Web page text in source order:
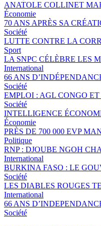
ANATOLE COLLINET
Économie
70 ANS APRÈS SA
Société
LUTTE CONTRE LA
Sport
LA SNPC CÉLÈBRE LES
International
66 ANS
Société
EMPLOI : AGL CONGO
Société
INTELLIGENCE
Économie
PRÈS DE 700 000 EVP
Politique
RNP : DJOUBE NGOH
International
BURKINA FASO : LE
Société
LES DIABLES ROUGES
International
66 ANS
Société